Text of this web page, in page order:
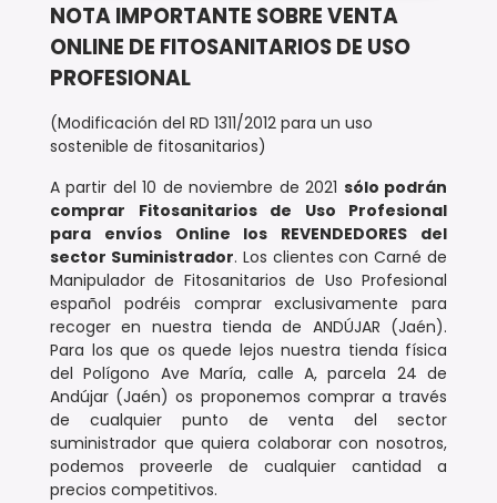
NOTA IMPORTANTE SOBRE VENTA
ONLINE DE FITOSANITARIOS DE USO
PROFESIONAL
(Modificación del RD 1311/2012 para un uso
sostenible de fitosanitarios)
A partir del 10 de noviembre de 2021 sólo podrán
comprar Fitosanitarios de Uso Profesional
para envíos Online los REVENDEDORES del
sector Suministrador. Los clientes con Carné de
Manipulador de Fitosanitarios de Uso Profesional
español podréis comprar exclusivamente para
recoger en nuestra tienda de ANDÚJAR (Jaén).
Para los que os quede lejos nuestra tienda física
del Polígono Ave María, calle A, parcela 24 de
Andújar (Jaén) os proponemos comprar a través
de cualquier punto de venta del sector
suministrador que quiera colaborar con nosotros,
podemos proveerle de cualquier cantidad a
precios competitivos.